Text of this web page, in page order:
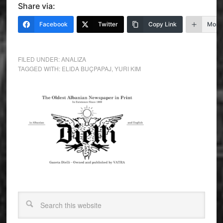
Share via:
Facebook Twitter Copy Link More
FILED UNDER:ANALIZA
TAGGED WITH: ELIDA BUÇPAPAJ YURI KIM